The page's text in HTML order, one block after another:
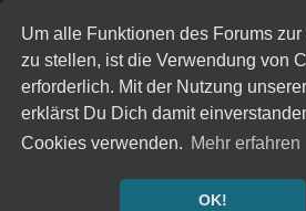
Um alle Funktionen des Forums zur
zu stellen, ist die Verwendung von
erforderlich. Mit der Nutzung
erklärst Du Dich damit
Cookies verwenden. Mehr erfahren
OK!